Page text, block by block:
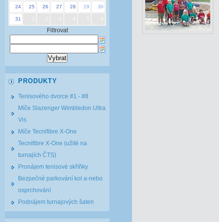
24 25 26 27 28 29 30
31 3 5
Filtrovat
PRODUKTY
Tenisového dvorce #1 - #8
Míče Slazenger Wimbledon Ultra
Vis
Míče Tecnifibre X-One
Tecnifibre X-One (užité na
turnajích ČTS)
Pronájem tenisové skříňky
Bezpečné parkování kol a-nebo
osprchování
Podnájem turnajových šaten